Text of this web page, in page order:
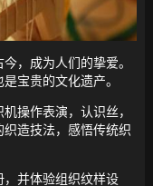
，成为人们的挚爱。
宝贵的文化遗产。
操作表演，认识丝，
造技法，感悟传统织
并体验组织纹样设